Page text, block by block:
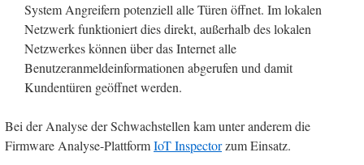
System Angreifern potenziell alle Türen öffnet. Im lokalen
Netzwerk funktioniert dies direkt, außerhalb des lokalen
Netzwerkes können über das Internet alle
Benutzeranmeldeinformationen abgerufen und damit
Kundentüren geöffnet werden.
Bei der Analyse der Schwachstellen kam unter anderem die
Firmware Analyse-PlattformIoT Inspectorzum Einsatz.